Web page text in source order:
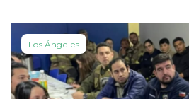
Los Ángeles